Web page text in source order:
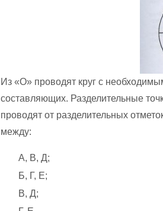
Из «О» проводят круг с
составляющих. Разделительные
проводят от разделительных
между:
А, В, Д;
Б, Г, Е;
В, Д;